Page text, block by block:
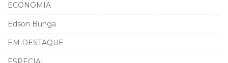
ECONOMIA
Edson Bunga
EM DESTAQUE